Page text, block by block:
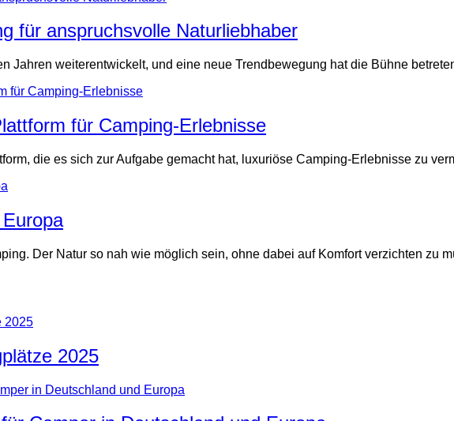
für anspruchsvolle Naturliebhaber
Jahren weiterentwickelt, und eine neue Trendbewegung hat die Bühne
für Camping-Erlebnisse
die es sich zur Aufgabe gemacht hat, luxuriöse Camping-Erlebnisse zu
Der Natur so nah wie möglich sein, ohne dabei auf Komfort verzichten zu
2025